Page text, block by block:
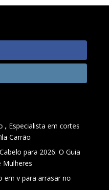
, Especialista em cortes
Carrão
para 2026: O Guia
Mulheres
em v para arrasar no